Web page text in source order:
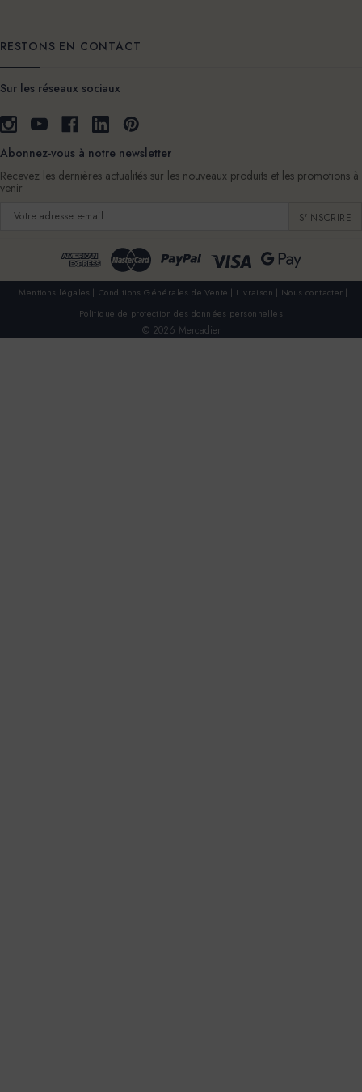
RESTONS EN CONTACT
Sur les réseaux sociaux
Abonnez-vous à notre newsletter
Recevez les dernières actualités sur les nouveaux produits et les promotions à
venir
Adresse
© 2026 Mercadier
Mentions légales Conditions Générales de Vente Livraison
Nous contacter
Politique de protection des données personnelles